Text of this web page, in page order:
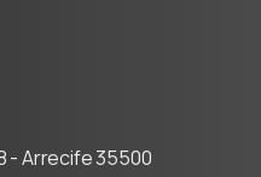
- Arrecife 35500